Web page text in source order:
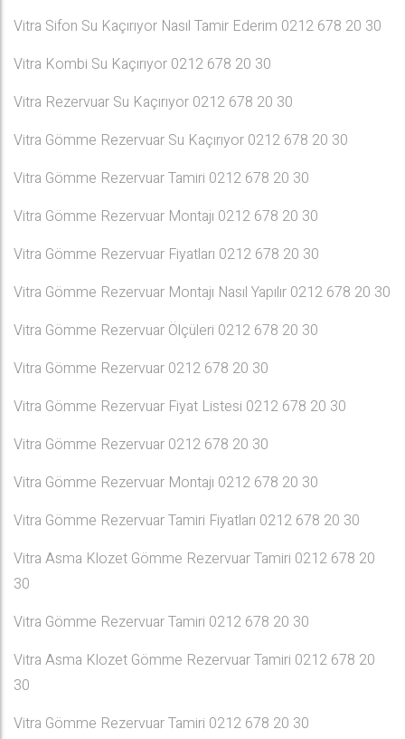
Vitra Sifon Su Kaçırıyor Nasıl Tamir Ederim 0212 678 20 30
Vitra Kombi Su Kaçırıyor 0212 678 20 30
Vitra Rezervuar Su Kaçırıyor 0212 678 20 30
Vitra Gömme Rezervuar Su Kaçırıyor 0212 678 20 30
Vitra Gömme Rezervuar Tamiri 0212 678 20 30
Vitra Gömme Rezervuar Montajı 0212 678 20 30
Vitra Gömme Rezervuar Fiyatları 0212 678 20 30
Vitra Gömme Rezervuar Montajı Nasıl Yapılır 0212 678 20 30
Vitra Gömme Rezervuar Ölçüleri 0212 678 20 30
Vitra Gömme Rezervuar 0212 678 20 30
Vitra Gömme Rezervuar Fiyat Listesi 0212 678 20 30
Vitra Gömme Rezervuar 0212 678 20 30
Vitra Gömme Rezervuar Montajı 0212 678 20 30
Vitra Gömme Rezervuar Tamiri Fiyatları 0212 678 20 30
Vitra Asma Klozet Gömme Rezervuar Tamiri 0212 678 20
30
Vitra Gömme Rezervuar Tamiri 0212 678 20 30
Vitra Asma Klozet Gömme Rezervuar Tamiri 0212 678 20
30
Vitra Gömme Rezervuar Tamiri 0212 678 20 30